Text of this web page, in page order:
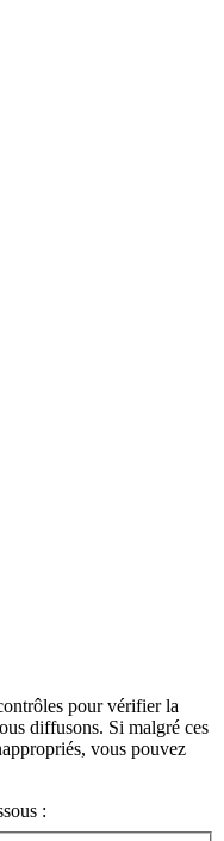
pour vérifier la
diffusons. Si malgré ces
vous pouvez
: